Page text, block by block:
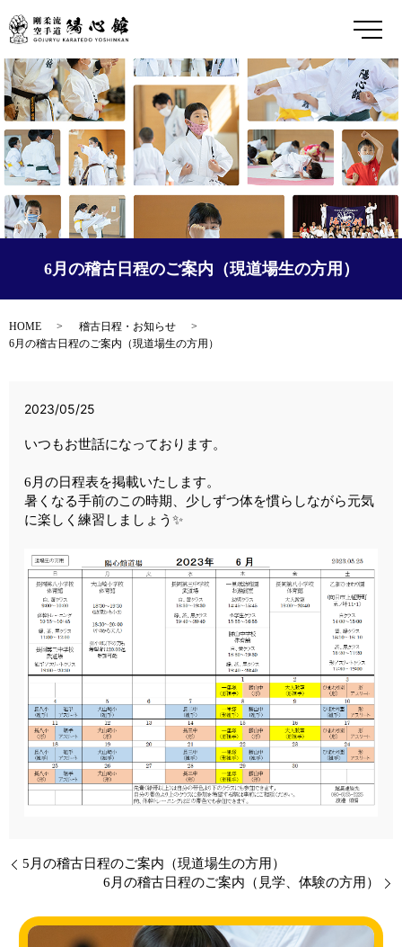
メ
6月の稽古日程のご案内（現道場生の方用）
HOME
稽古日程・お知らせ
6月の稽古日程のご案内（現道場生の方用）
2023/05/25
いつもお世話になっております。
6月の日程表を掲載いたします。
暑くなる手前のこの時期、少しずつ体を慣らしながら元気
に楽しく練習しましょう✨
5月の稽古日程のご案内（現道場生の方用）
6月の稽古日程のご案内（見学、体験の方用）